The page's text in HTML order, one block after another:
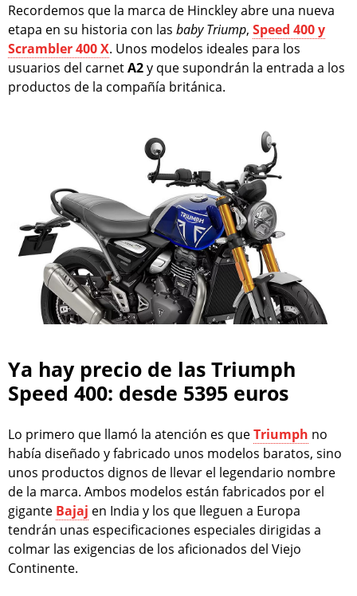
Recordemos que la marca de Hinckley abre una nueva
etapa en su historia con las baby Triump, Speed 400 y
Scrambler 400 X. Unos modelos ideales para los
usuarios del carnetA2y que supondrán la entrada a los
productos de la compañía británica.
Ya hay precio de las Triumph
Speed 400: desde 5395 euros
Lo primero que llamó la atención es queTriumph no
había diseñado y fabricado unos modelos baratos, sino
unos productos dignos de llevar el legendario nombre
de la marca. Ambos modelos están fabricados por el
gigante Bajaj en India y los que lleguen a Europa
tendrán unas especificaciones especiales dirigidas a
colmar las exigencias de los aficionados del Viejo
Continente.